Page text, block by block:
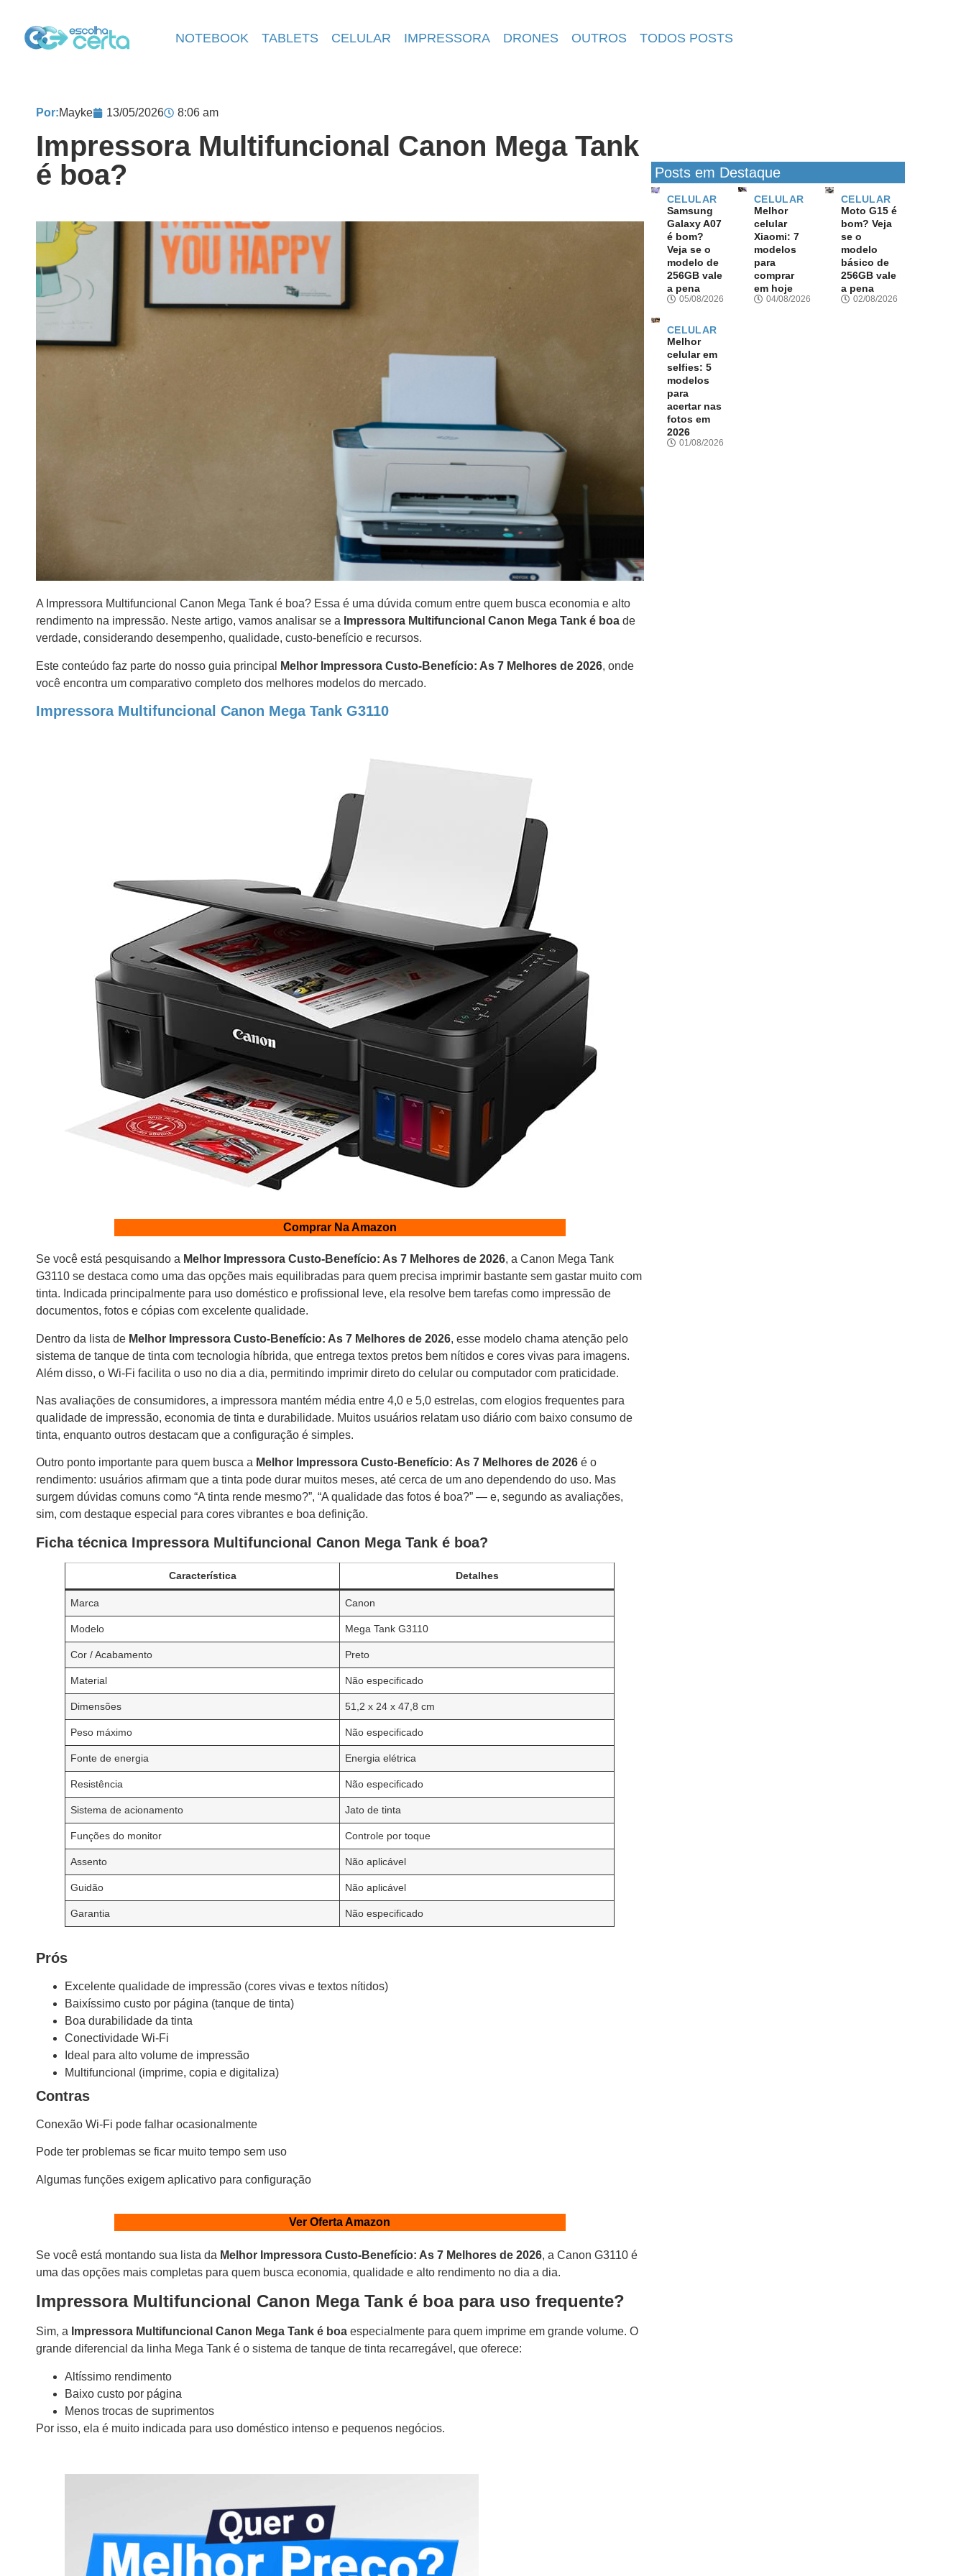
NOTEBOOK TABLETS CELULAR IMPRESSORA DRONES OUTROS TODOS POSTS
Por:Mayke 13/05/2026 8:06 am
Impressora Multifuncional Canon Mega Tank
é boa?
A Impressora Multifuncional Canon Mega Tank é boa? Essa é uma dúvida comum entre quem busca economia e alto
rendimento na impressão. Neste artigo, vamos analisar se a Impressora Multifuncional Canon Mega Tank é boa de
verdade, considerando desempenho, qualidade, custo-benefício e recursos.
Este conteúdo faz parte do nosso guia principal Melhor Impressora Custo-Benefício: As 7 Melhores de 2026, onde
você encontra um comparativo completo dos melhores modelos do mercado.
Impressora Multifuncional Canon Mega Tank G3110
Comprar Na Amazon
Se você está pesquisando a Melhor Impressora Custo-Benefício: As 7 Melhores de 2026, a Canon Mega Tank
G3110 se destaca como uma das opções mais equilibradas para quem precisa imprimir bastante sem gastar muito com
tinta. Indicada principalmente para uso doméstico e profissional leve, ela resolve bem tarefas como impressão de
documentos, fotos e cópias com excelente qualidade.
Dentro da lista de Melhor Impressora Custo-Benefício: As 7 Melhores de 2026, esse modelo chama atenção pelo
sistema de tanque de tinta com tecnologia híbrida, que entrega textos pretos bem nítidos e cores vivas para imagens.
Além disso, o Wi-Fi facilita o uso no dia a dia, permitindo imprimir direto do celular ou computador com praticidade.
Nas avaliações de consumidores, a impressora mantém média entre 4,0 e 5,0 estrelas, com elogios frequentes para
qualidade de impressão, economia de tinta e durabilidade. Muitos usuários relatam uso diário com baixo consumo de
tinta, enquanto outros destacam que a configuração é simples.
Outro ponto importante para quem busca a Melhor Impressora Custo-Benefício: As 7 Melhores de 2026 é o
rendimento: usuários afirmam que a tinta pode durar muitos meses, até cerca de um ano dependendo do uso. Mas
surgem dúvidas comuns como “A tinta rende mesmo?”, “A qualidade das fotos é boa?” — e, segundo as avaliações,
sim, com destaque especial para cores vibrantes e boa definição.
Ficha técnica Impressora Multifuncional Canon Mega Tank é boa?
Característica Detalhes
Marca Canon
Modelo Mega Tank G3110
Cor / Acabamento Preto
Material Não especificado
Dimensões 51,2 x 24 x 47,8 cm
Peso máximo Não especificado
Fonte de energia Energia elétrica
Resistência Não especificado
Sistema de acionamento Jato de tinta
Funções do monitor Controle por toque
Assento Não aplicável
Guidão Não aplicável
Garantia Não especificado
Prós
Excelente qualidade de impressão (cores vivas e textos nítidos)
Baixíssimo custo por página (tanque de tinta)
Boa durabilidade da tinta
Conectividade Wi-Fi
Ideal para alto volume de impressão
Multifuncional (imprime, copia e digitaliza)
Contras
Conexão Wi-Fi pode falhar ocasionalmente
Pode ter problemas se ficar muito tempo sem uso
Algumas funções exigem aplicativo para configuração
Ver Oferta Amazon
Se você está montando sua lista da Melhor Impressora Custo-Benefício: As 7 Melhores de 2026, a Canon G3110 é
uma das opções mais completas para quem busca economia, qualidade e alto rendimento no dia a dia.
Impressora Multifuncional Canon Mega Tank é boa para uso frequente?
Sim, a Impressora Multifuncional Canon Mega Tank é boa especialmente para quem imprime em grande volume. O
grande diferencial da linha Mega Tank é o sistema de tanque de tinta recarregável, que oferece:
Altíssimo rendimento
Baixo custo por página
Menos trocas de suprimentos
Por isso, ela é muito indicada para uso doméstico intenso e pequenos negócios.
Posts em Destaque
CELULAR
Samsung
Galaxy A07
é bom?
Veja se o
modelo de
256GB vale
a pena
05/08/2026
CELULAR
Melhor
celular
Xiaomi: 7
modelos
para
comprar
em hoje
04/08/2026
CELULAR
Moto G15 é
bom? Veja
se o
modelo
básico de
256GB vale
a pena
02/08/2026
CELULAR
Melhor
celular em
selfies: 5
modelos
para
acertar nas
fotos em
2026
01/08/2026